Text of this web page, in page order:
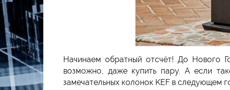
Начинаем обратный отсчёт! До Нового
возможно, даже купить пару. А если
замечательных колонок KEF в следующем